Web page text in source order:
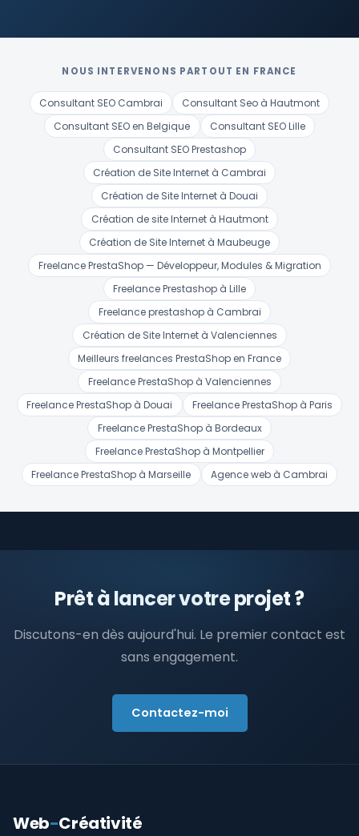
NOUS INTERVENONS PARTOUT EN FRANCE
Consultant SEO Cambrai
Consultant Seo à Hautmont
Consultant SEO en Belgique
Consultant SEO Lille
Consultant SEO Prestashop
Création de Site Internet à Cambrai
Création de Site Internet à Douai
Création de site Internet à Hautmont
Création de Site Internet à Maubeuge
Freelance PrestaShop — Développeur, Modules & Migration
Freelance Prestashop à Lille
Freelance prestashop à Cambrai
Création de Site Internet à Valenciennes
Meilleurs freelances PrestaShop en France
Freelance PrestaShop à Valenciennes
Freelance PrestaShop à Douai
Freelance PrestaShop à Paris
Freelance PrestaShop à Bordeaux
Freelance PrestaShop à Montpellier
Freelance PrestaShop à Marseille
Agence web à Cambrai
Prêt à lancer votre projet ?
Discutons-en dès aujourd'hui. Le premier contact est
sans engagement.
Contactez-moi
Web-Créativité